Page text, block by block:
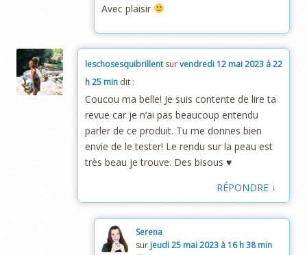
Avec plaisir
leschosesquibrillentsurvendredi 12 mai 2023 à 22
h 25 min dit :
Coucou ma belle! Je suis contente de lire ta
revue car je n’ai pas beaucoup entendu
parler de ce produit. Tu me donnes bien
envie de le tester! Le rendu sur la peau est
très beau je trouve. Des bisous ♥
RÉPONDRE ↓
Serena
sur jeudi 25 mai 2023 à 16 h 38 min